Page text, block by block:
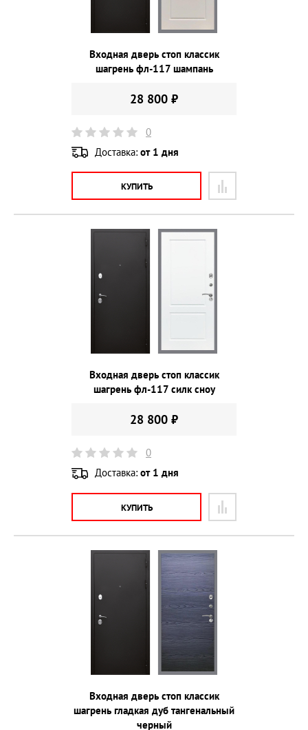
Входная дверь стоп классик
шагрень фл-117 шампань
28 800 ₽
0
Доставка: от 1 дня
КУПИТЬ
Входная дверь стоп классик
шагрень фл-117 силк сноу
28 800 ₽
0
Доставка: от 1 дня
КУПИТЬ
Входная дверь стоп классик
шагрень гладкая дуб тангенальный
черный